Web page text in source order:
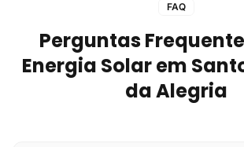
FAQ
Perguntas
Energia Solar em
da Alegria